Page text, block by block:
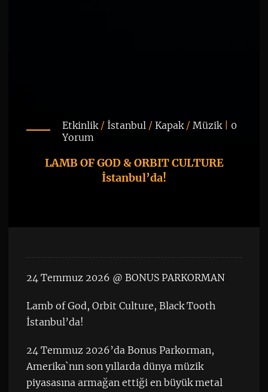
Etkinlik/ İstanbul / Kapak/ Müzik| 0
Yorum
LAMB OF GOD & ORBIT CULTURE
İstanbul’da!
24 Temmuz 2026 @ BONUS PARKORMAN
Lamb of God, Orbit Culture, Black Tooth
İstanbul’da!
24 Temmuz 2026’da Bonus Parkorman,
Amerika`nın son yıllarda dünya müzik
piyasasına armağan ettiği en büyük metal